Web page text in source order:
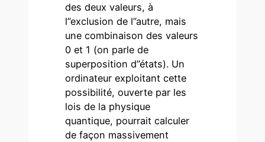
des deux valeurs, à
l’’exclusion de l’’autre, mais
une combinaison des valeurs
0 et 1 (on parle de
superposition d’’états). Un
ordinateur exploitant cette
possibilité, ouverte par les
lois de la physique
quantique, pourrait calculer
de façon massivement